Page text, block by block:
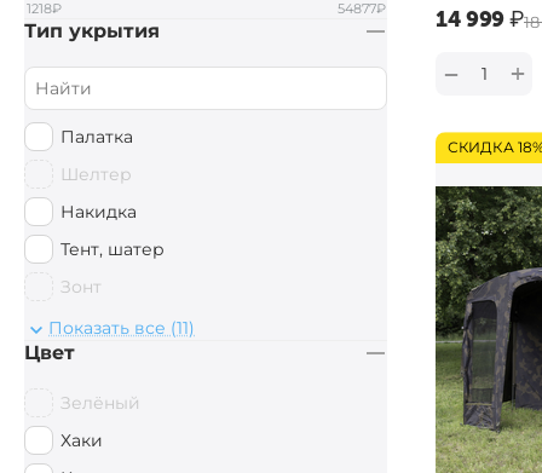
‍14 999‍₽
+
−
СКИДКА
1218₽ 54877₽
Тип укрытия
Палатка
Шелтер
Накидка
Тент, шатер
Зонт
Москитная сетка
Пристройка
Внутренняя капсула
Пол для палатки
Показать все (11)
Цвет
Зелёный
Хаки